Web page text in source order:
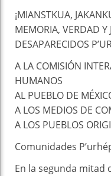
¡MIANSTKUA,
MEMORIA, VERDAD Y
DESAPARECIDOS
A LA COMISIÓN
HUMANOS
AL PUEBLO DE
A LOS MEDIOS DE
A LOS PUEBLOS
Comunidades
En la segunda mitad